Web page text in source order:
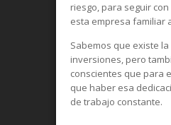
riesgo, para seguir
esta empresa familiar
Sabemos que existe
inversiones, pero
conscientes que para
que haber esa
de trabajo constante.